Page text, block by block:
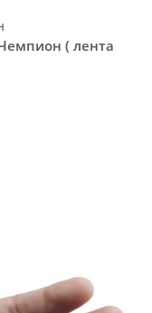
( лента